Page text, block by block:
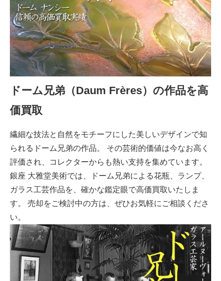
ドーム兄弟（Daum Frères）の作品を高
価買取
繊細な技法と自然をモチーフにした美しいデザインで知
られるドーム兄弟の作品。 その芸術的価値は今なお高く
評価され、コレクターからも熱い支持を集めています。
銀座 大雅堂美術では、ドーム兄弟による花瓶、ランプ、
ガラス工芸作品を、確かな鑑定眼で高価買取いたしま
す。 売却をご検討中の方は、ぜひお気軽にご相談くださ
い。